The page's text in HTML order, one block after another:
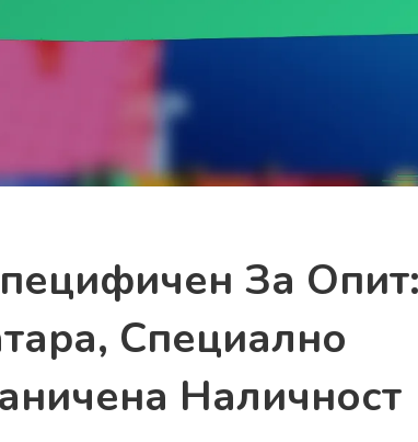
За Опит:
Специално
Наличност